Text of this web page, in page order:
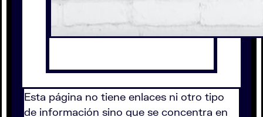
Esta página no tiene enlaces ni otro tipo
de información sino que se concentra en